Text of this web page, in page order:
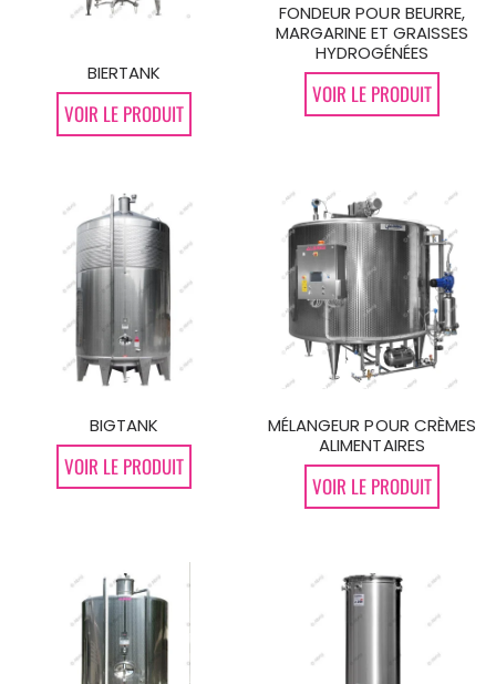
BIERTANK
VOIR LE PRODUIT
FONDEUR POUR BEURRE,
MARGARINE ET GRAISSES
HYDROGÉNÉES
VOIR LE PRODUIT
BIGTANK
VOIR LE PRODUIT
MÉLANGEUR POUR CRÈMES
ALIMENTAIRES
VOIR LE PRODUIT